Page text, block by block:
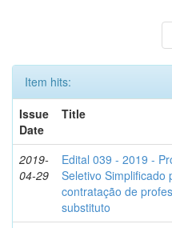
Item hits:
Issue
Date
Title
2019-
04-29
Edital 039 - 2019 -
Seletivo Simplificado
contratação de
substituto